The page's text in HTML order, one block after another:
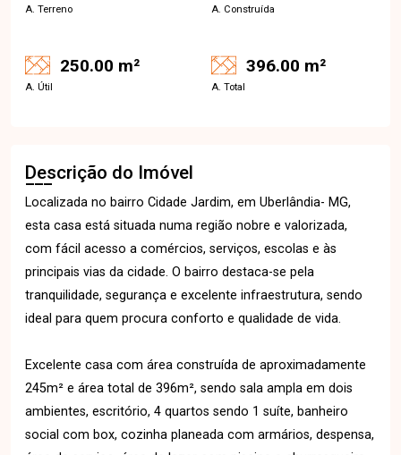
A. Terreno A. Construída
250.00 m²
A. Útil
396.00 m²
A. Total
Descrição do Imóvel
Localizada no bairro Cidade Jardim, em Uberlândia- MG,
esta casa está situada numa região nobre e valorizada,
com fácil acesso a comércios, serviços, escolas e às
principais vias da cidade. O bairro destaca-se pela
tranquilidade, segurança e excelente infraestrutura, sendo
ideal para quem procura conforto e qualidade de vida.
Excelente casa com área construída de aproximadamente
245m² e área total de 396m², sendo sala ampla em dois
ambientes, escritório, 4 quartos sendo 1 suíte, banheiro
social com box, cozinha planeada com armários, despensa,